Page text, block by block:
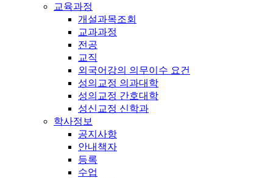
교육과정
개설과목조회
교과과정
전공
교직
외국어강의 의무이수 요건
성의교정 의과대학
성의교정 간호대학
성신교정 신학과
학사정보
공지사항
안내책자
등록
수업